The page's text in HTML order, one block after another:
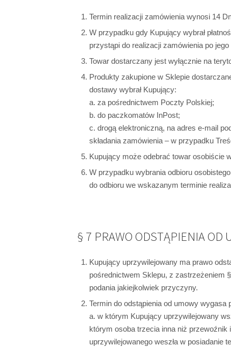
Termin realizacji zamówienia wynosi 14
W przypadku gdy Kupujący wybrał
przystąpi do realizacji zamówienia po jego
Towar dostarczany jest wyłącznie na
Produkty zakupione w Sklepie
dostawy wybrał Kupujący:
a. za pośrednictwem Poczty Polskiej;
b. do paczkomatów InPost;
c. drogą elektroniczną, na adres e-mail
składania zamówienia – w przypadku
Kupujący może odebrać towar osobiście
W przypadku wybrania odbioru
do odbioru we wskazanym terminie
§ 7 PRAWO ODSTĄPIENIA OD
Kupujący uprzywilejowany ma prawo
pośrednictwem Sklepu, z zastrzeżeniem
podania jakiejkolwiek przyczyny.
Termin do odstąpienia od umowy wygasa
a. w którym Kupujący uprzywilejowany
którym osoba trzecia inna niż
uprzywilejowanego weszła w posiadanie